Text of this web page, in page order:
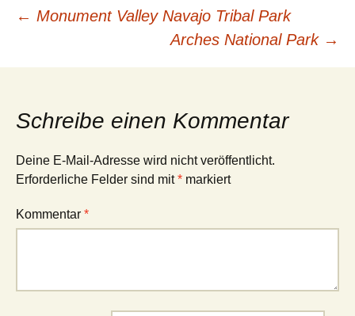
Beitragsnavigation
← Monument Valley Navajo Tribal Park
Arches National Park →
Schreibe einen Kommentar
Deine E-Mail-Adresse wird nicht veröffentlicht.
Erforderliche Felder sind mit* markiert
Kommentar *